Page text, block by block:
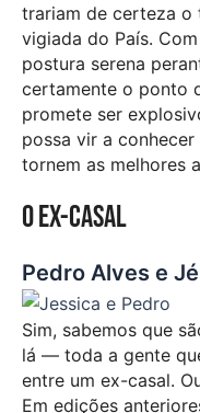
trariam de certeza o
vigiada do País.
postura serena
certamente o ponto
promete ser
possa vir a conhecer
tornem as melhores
O ex-casal
Pedro Alves e
Sim, sabemos que
lá — toda a gente
entre um ex-casal.
Em edições